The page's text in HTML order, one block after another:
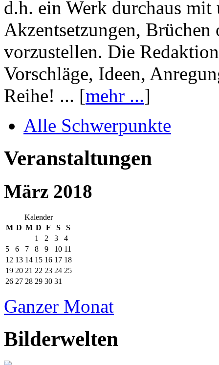
d.h. ein Werk durchaus mit
Akzentsetzungen, Brüchen
vorzustellen. Die
Vorschläge, Ideen,
Reihe! ... [mehr ...]
Alle Schwerpunkte
Veranstaltungen
März 2018
Kalender
M D M D F S
S
1
2 3
4
5
6 7 8 9 10 11
12 13 14 15 16 17 18
19 20 21 22 23 24 25
26 27 28 29 30 31
Ganzer Monat
Bilderwelten